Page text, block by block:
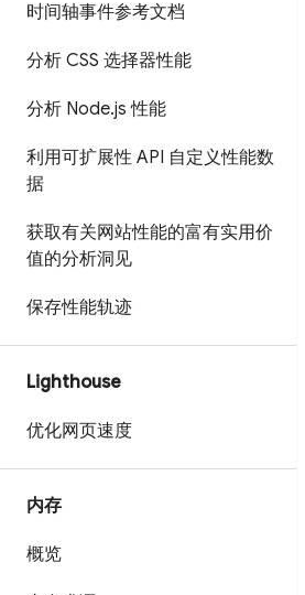
时间轴事件参考文档
分析 CSS 选择器性能
分析 Node.js 性能
利用可扩展性 API 自定义性能数
据
获取有关网站性能的富有实用价
值的分析洞见
保存性能轨迹
Lighthouse
优化网页速度
内存
概览